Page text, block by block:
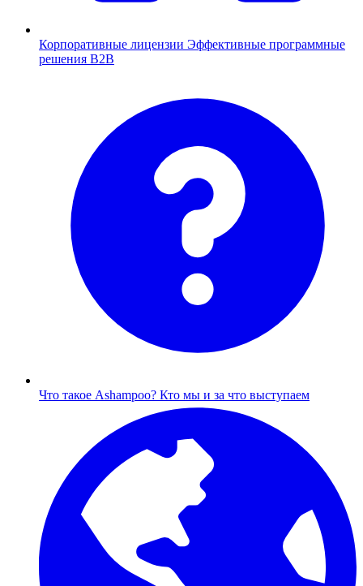
Корпоративные лицензии Эффективные программные
решения B2B
Что такое Ashampoo? Кто мы и за что выступаем